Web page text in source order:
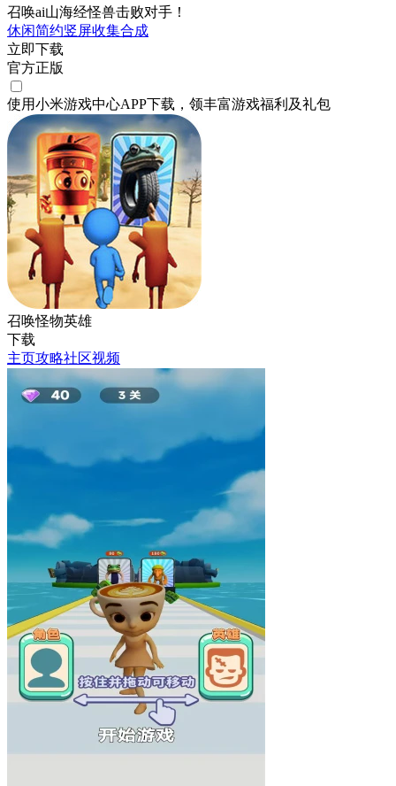
召唤ai山海经怪兽击败对手！
休闲简约竖屏收集合成
立即下载
官方正版
使用小米游戏中心APP下载 ，领丰富游戏福利 及礼包
召唤怪物英雄
下载
主页攻略社区视频